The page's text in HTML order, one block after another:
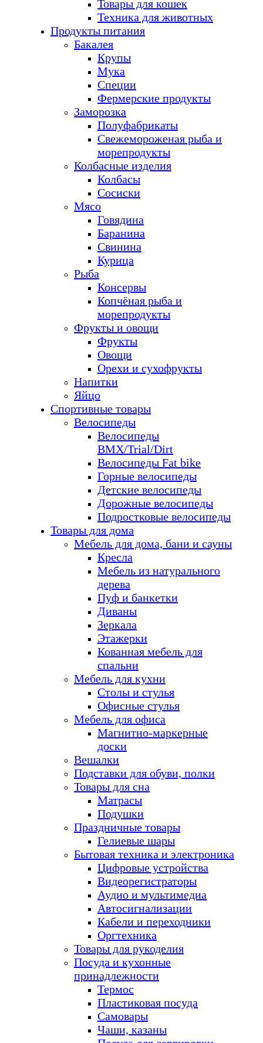
Товары для кошек
Техника для животных
Продукты питания
Бакалея
Крупы
Мука
Специи
Фермерские продукты
Заморозка
Полуфабрикаты
Свежемороженая рыба и
морепродукты
Колбасные изделия
Колбасы
Сосиски
Мясо
Говядина
Баранина
Свинина
Курица
Рыба
Консервы
Копчёная рыба и
морепродукты
Фрукты и овощи
Фрукты
Овощи
Орехи и сухофрукты
Напитки
Яйцо
Спортивные товары
Велосипеды
Велосипеды
BMX/Trial/Dirt
Велосипеды Fat bike
Горные велосипеды
Детские велосипеды
Дорожные велосипеды
Подростковые велосипеды
Товары для дома
Мебель для дома, бани и сауны
Кресла
Мебель из натурального
дерева
Пуф и банкетки
Диваны
Зеркала
Этажерки
Кованная мебель для
спальни
Мебель для кухни
Столы и стулья
Офисные стулья
Мебель для офиса
Магнитно-маркерные
доски
Вешалки
Подставки для обуви, полки
Товары для сна
Матрасы
Подушки
Праздничные товары
Гелиевые шары
Бытовая техника и электроника
Цифровые устройства
Видеорегистраторы
Аудио и мультимедиа
Автосигнализации
Кабели и переходники
Оргтехника
Товары для рукоделия
Посуда и кухонные
принадлежности
Термос
Пластиковая посуда
Самовары
Чаши, казаны